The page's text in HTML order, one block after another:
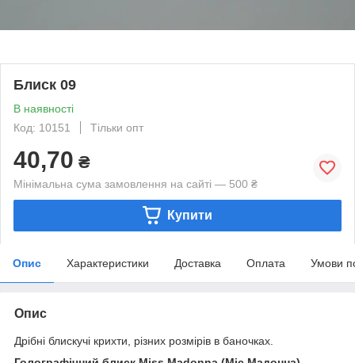
Блиск 09
В наявності
Код: 10151
Тільки опт
40,70 ₴
Мінімальна сума замовлення на сайті — 500 ₴
Купити
Опис Характеристики Доставка Оплата Умови
Опис
Дрібні блискучі крихти, різних розмірів в баночках.